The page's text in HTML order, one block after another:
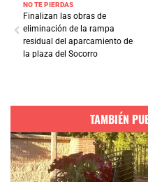
NO TE PIERDAS
Finalizan las obras de
eliminación de la rampa
residual del aparcamiento de
la plaza del Socorro
TAMBIÉN